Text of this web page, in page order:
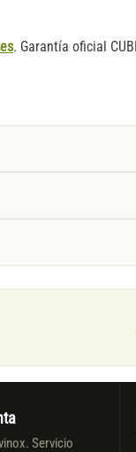
. Garantía oficial
Servicio